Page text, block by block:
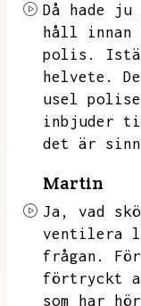
Då hade
håll innan
polis.
helvete.
usel
inbjuder
det är
Martin
Ja,
vad
ventilera
frågan.
förtryckt
som har